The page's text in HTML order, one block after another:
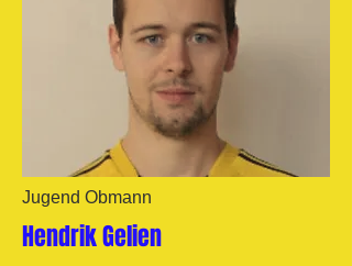
Jugend Obmann
Hendrik Gelien